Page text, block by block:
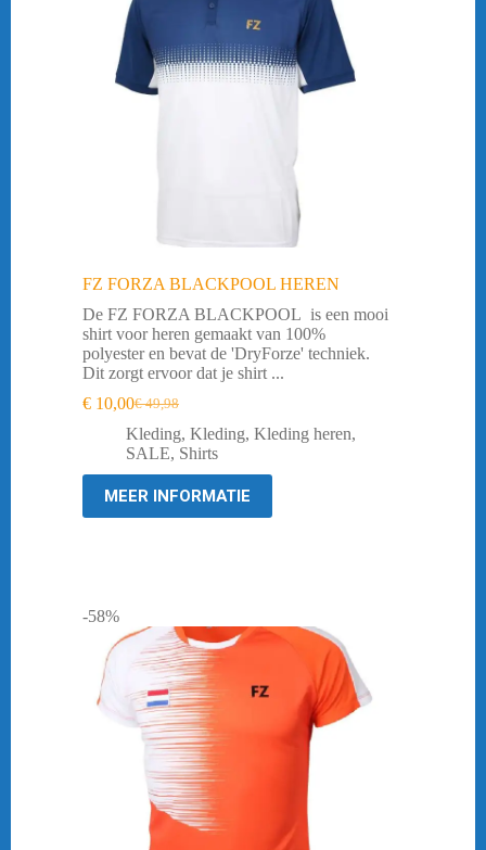
FZ FORZA BLACKPOOL HEREN
De FZ FORZA BLACKPOOL is een mooi
shirt voor heren gemaakt van 100%
polyester en bevat de 'DryForze' techniek.
Dit zorgt ervoor dat je shirt ...
€49,98
Oorspronkelijke
prijs
was:
€ 49,98.
€ 10,00Huidige
prijs
is:
€ 10,00.
Kleding, Kleding, Kleding heren,
SALE, Shirts
MEER INFORMATIE
-58%